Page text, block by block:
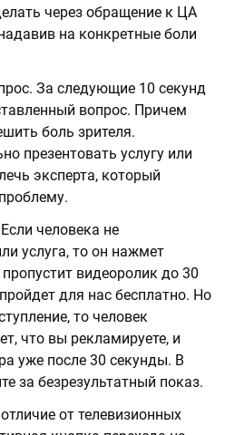
через обращение к ЦА
на конкретные боли
За следующие 10 секунд
вопрос. Причем
боль зрителя.
презентовать услугу или
эксперта, который
человека не
услуга, то он нажмет
видеоролик до 30
для нас бесплатно. Но
то человек
что вы рекламируете, и
уже после 30 секунды. В
за безрезультатный показ.
от телевизионных